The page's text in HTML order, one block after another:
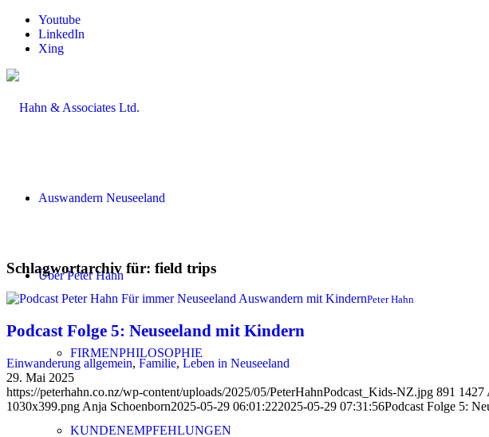
Youtube
LinkedIn
Xing
Auswandern Neuseeland
Über Peter Hahn
FIRMENPHILOSOPHIE
KUNDENEMPFEHLUNGEN
Schlagwortarchiv für: field trips
Peter Hahn
Podcast Folge 5: Neuseeland mit Kindern
Einwanderung allgemein, Familie, Leben in Neuseeland
29. Mai 2025
https://peterhahn.co.nz/wp-content/uploads/2025/05/PeterHahnPodcast_Kids-NZ.jpg 891 1427
1030x399.png Anja Schoenborn2025-05-29 06:01:222025-05-29 07:31:56Podcast Folge 5: